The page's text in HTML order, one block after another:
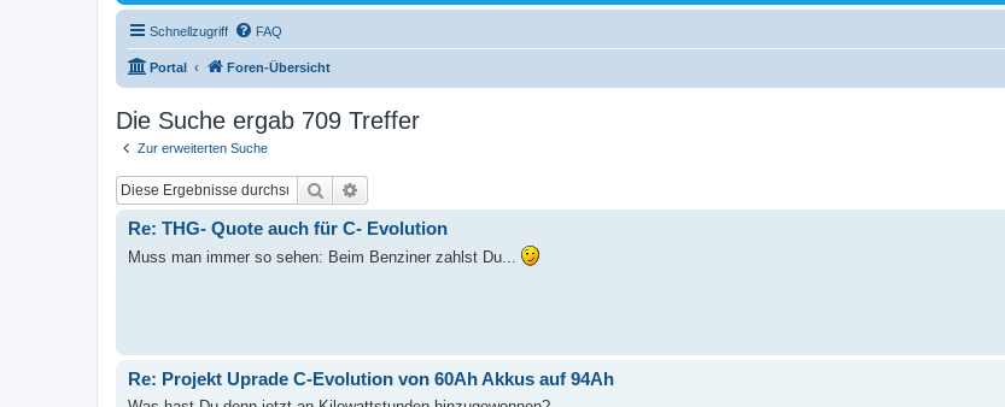
Schnellzugriff FAQ
Portal Foren-Übersicht
Die Suche ergab 709 Treffer
Zur erweiterten Suche
Suche
Re: THG- Quote auch für C- Evolution
Muss man immer so sehen: Beim Benziner zahlst Du...
Re: Projekt Uprade C-Evolution von 60Ah Akkus auf 94Ah